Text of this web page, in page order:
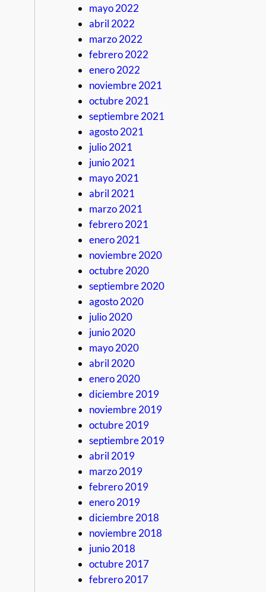
mayo 2022
abril 2022
marzo 2022
febrero 2022
enero 2022
noviembre 2021
octubre 2021
septiembre 2021
agosto 2021
julio 2021
junio 2021
mayo 2021
abril 2021
marzo 2021
febrero 2021
enero 2021
noviembre 2020
octubre 2020
septiembre 2020
agosto 2020
julio 2020
junio 2020
mayo 2020
abril 2020
enero 2020
diciembre 2019
noviembre 2019
octubre 2019
septiembre 2019
abril 2019
marzo 2019
febrero 2019
enero 2019
diciembre 2018
noviembre 2018
junio 2018
octubre 2017
febrero 2017